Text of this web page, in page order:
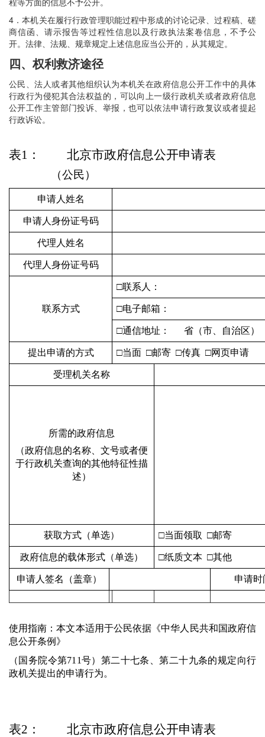
4 ．本机关在履行行政管理职能过程中形成的讨论记录、过程稿、磋
商信函、请示报告等过程性信息以及行政执法案卷信息，不予公
开。法律、法规、规章规定上述信息应当公开的，从其规定。
四、权利救济途径
公民、法人或者其他组织认为本机关在政府信息公开工作中的具体
行政行为侵犯其合法权益的，可以向上一级行政机关或者政府信息
公开工作主管部门投诉、举报，也可以依法申请行政复议或者提起
行政诉讼。
表1： 北京市政府信息公开申请表
（公民）
申请人姓名
申请人身份证号码
代理人姓名
代理人身份证号码
联系方式
□联系人：
□电子邮箱：
□通信地址： 省（市、自治
提出申请的方式 □当面 □邮寄 □传真 □网页申请
受理机关名称
所需的政府信息
（政府信息的名称、文号或者便
于行政机关查询的其他特征性描
述）
获取方式（单选） □当面领取 □邮寄
政府信息的载体形式（单选） □纸质文本 □其他
申请人签名（盖章） 申请时
使用指南：本文本适用于公民依据《中华人民共和国政府信
息公开条例》
（国务院令第711号）第二十七条、第二十九条的规定向行
政机关提出的申请行为。
表2： 北京市政府信息公开申请表